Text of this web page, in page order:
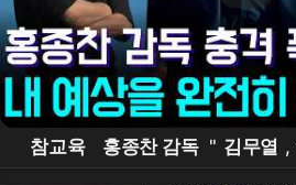
참교육 홍종찬 감독 " 김무열 ,
까지 빛나게 했다"…공개 3일